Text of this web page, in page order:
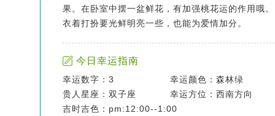
果。在卧室中摆一盆鲜花，有加强桃花运的作用哦。
衣着打扮要光鲜明亮一些，也能为爱情加分。
今日幸运指南
幸运数字：3
幸运颜色：森林绿
贵人星座：双子座
幸运方位：西南方向
吉时吉色：pm:12:00--1:00